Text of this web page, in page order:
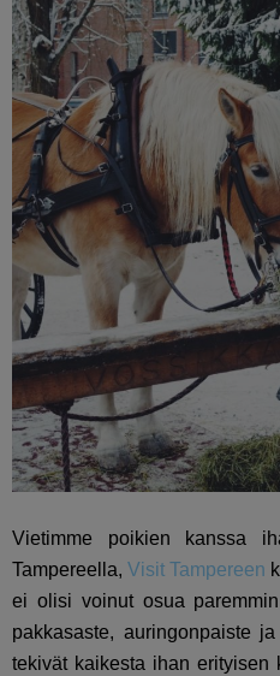
Vietimme poikien kanssa
Tampereella,Visit Tampereen
ei olisi voinut osua
pakkasaste, auringonpaiste
tekivät kaikesta ihan erityisen